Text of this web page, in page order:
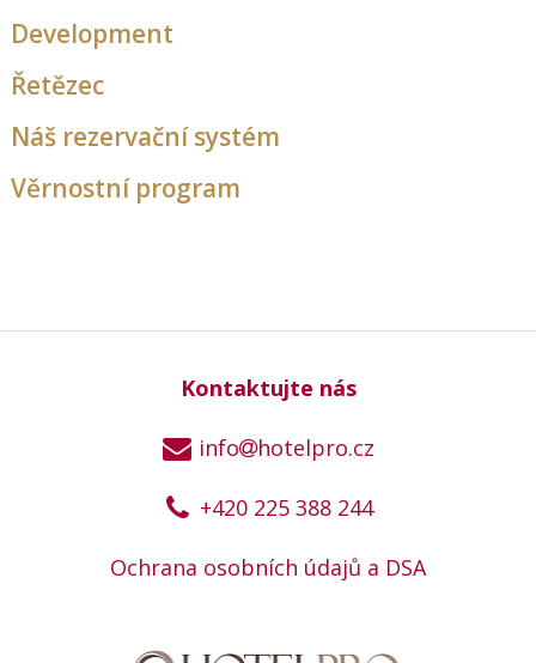
Development
Řetězec
Náš rezervační systém
Věrnostní program
Kontaktujte nás
info hotelpro.cz
+420 225 388 244
Ochrana osobních údajů a DSA